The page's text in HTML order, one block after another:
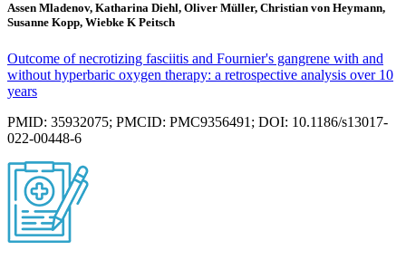
Assen Mladenov, Katharina Diehl, Oliver Müller, Christian von Heymann,
Susanne Kopp, Wiebke K Peitsch
Outcome of necrotizing fasciitis and Fournier's gangrene with and
without hyperbaric oxygen therapy: a retrospective analysis over 10
years
PMID: 35932075; PMCID: PMC9356491; DOI: 10.1186/s13017-
022-00448-6